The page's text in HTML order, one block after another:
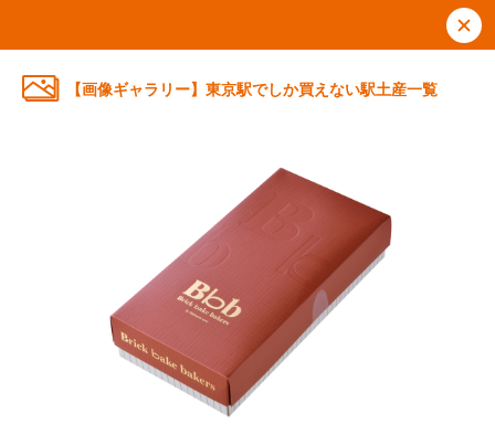
【画像ギャラリー】東京駅でしか買えない駅土産一覧